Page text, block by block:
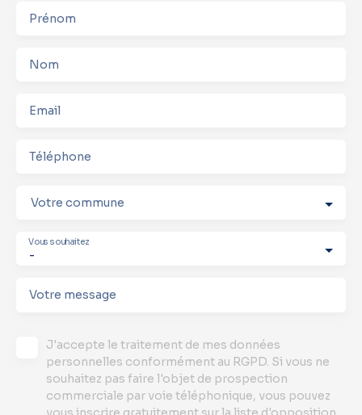
Prénom
Nom
Email
Téléphone
Votre commune
-
Vous souhaitez
Votre message
J'accepte le traitement de mes données
personnelles conformément au RGPD. Si vous ne
souhaitez pas faire l'objet de prospection
commerciale par voie téléphonique, vous pouvez